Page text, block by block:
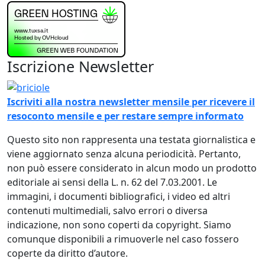
Iscrizione Newsletter
Immagine
Iscriviti alla nostra newsletter mensile per ricevere il
resoconto mensile e per restare sempre informato
Questo sito non rappresenta una testata giornalistica e
viene aggiornato senza alcuna periodicità. Pertanto,
non può essere considerato in alcun modo un prodotto
editoriale ai sensi della L. n. 62 del 7.03.2001. Le
immagini, i documenti bibliografici, i video ed altri
contenuti multimediali, salvo errori o diversa
indicazione, non sono coperti da copyright. Siamo
comunque disponibili a rimuoverle nel caso fossero
coperte da diritto d’autore.